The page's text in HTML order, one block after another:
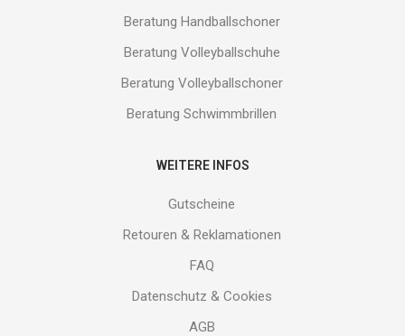
Beratung Handballschoner
Beratung Volleyballschuhe
Beratung Volleyballschoner
Beratung Schwimmbrillen
WEITERE INFOS
Gutscheine
Retouren & Reklamationen
FAQ
Datenschutz & Cookies
AGB